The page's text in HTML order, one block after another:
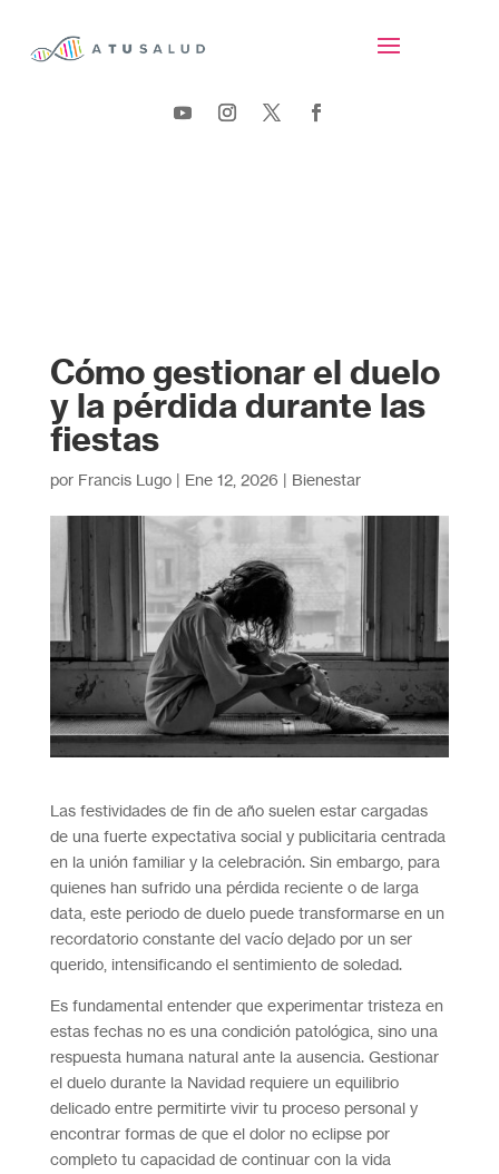
Cómo gestionar el duelo
y la pérdida durante las
fiestas
por Francis Lugo| Ene 12, 2026 | Bienestar
Las festividades de fin de año suelen estar cargadas
de una fuerte expectativa social y publicitaria centrada
en la unión familiar y la celebración. Sin embargo, para
quienes han sufrido una pérdida reciente o de larga
data, este periodo de duelo puede transformarse en un
recordatorio constante del vacío dejado por un ser
querido, intensificando el sentimiento de soledad.
Es fundamental entender que experimentar tristeza en
estas fechas no es una condición patológica, sino una
respuesta humana natural ante la ausencia. Gestionar
el duelo durante la Navidad requiere un equilibrio
delicado entre permitirte vivir tu proceso personal y
encontrar formas de que el dolor no eclipse por
completo tu capacidad de continuar con la vida